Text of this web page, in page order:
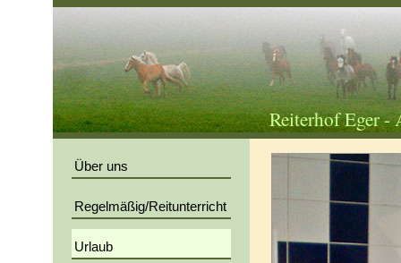
Reiterhof Eger -
Über uns
Regelmäßig/Reitunterricht
Urlaub